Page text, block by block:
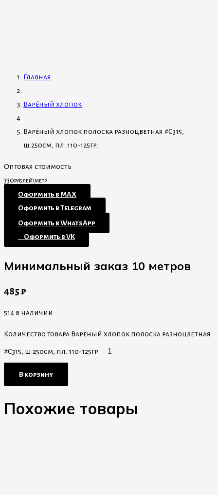
Главная
Варёный хлопок
Варёный хлопок полоска разноцветная #С315,
ш.250см, пл. 110-125гр.
Оптовая стоимость
330рублей\метр
Оформить в MAX
Оформить в Telegram
Оформить в WhatsApp
⠀Оформить в VK
Минимальный заказ 10 метров
485₽
514 в наличии
Количество товара Варёный хлопок полоска разноцветная
#С315, ш.250см, пл. 110-125гр.
В корзину
Похожие товары